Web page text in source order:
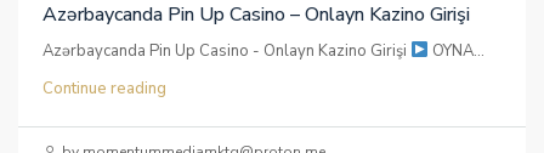
Azərbaycanda Pin Up Casino – Onlayn Kazino Girişi
Azərbaycanda Pin Up Casino - Onlayn Kazino Girişi
OYNA...
Continue reading